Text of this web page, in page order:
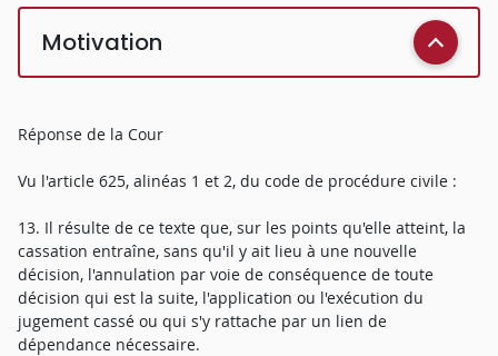
Motivation
Réponse de la Cour
Vu l'article 625, alinéas 1 et 2, du code de procédure civile :
13. Il résulte de ce texte que, sur les points qu'elle atteint, la
cassation entraîne, sans qu'il y ait lieu à une nouvelle
décision, l'annulation par voie de conséquence de toute
décision qui est la suite, l'application ou l'exécution du
jugement cassé ou qui s'y rattache par un lien de
dépendance nécessaire.